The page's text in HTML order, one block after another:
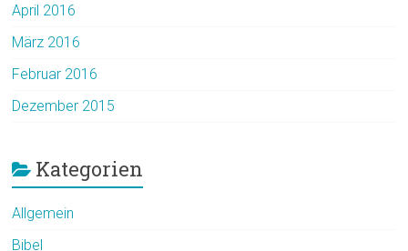
April 2016
März 2016
Februar 2016
Dezember 2015
Kategorien
Allgemein
Bibel